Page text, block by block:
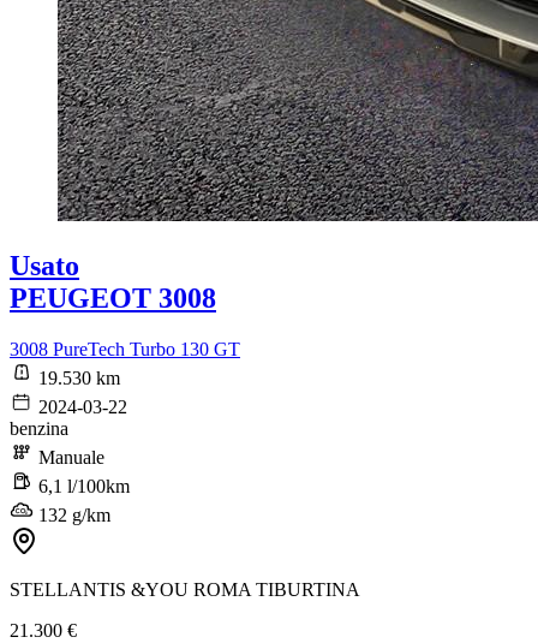
Usato
PEUGEOT 3008
3008 PureTech Turbo 130 GT
19.530 km
2024-03-22
benzina
Manuale
6,1 l/100km
132 g/km
STELLANTIS &YOU ROMA TIBURTINA
21.300 €